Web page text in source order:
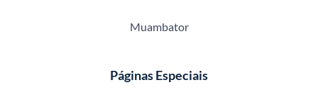
Muambator
Páginas Especiais